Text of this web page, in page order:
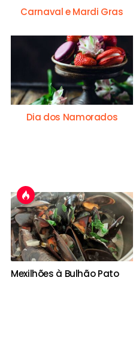
Carnaval e Mardi Gras
Dia dos Namorados
Mexilhões à Bulhão Pato